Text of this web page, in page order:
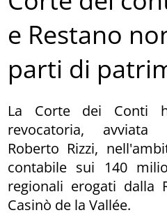
e Restano
parti di
La Corte dei Conti
revocatoria, avviata
Roberto Rizzi,
contabile sui 140
regionali erogati dalla
Casinò de la Vallée.